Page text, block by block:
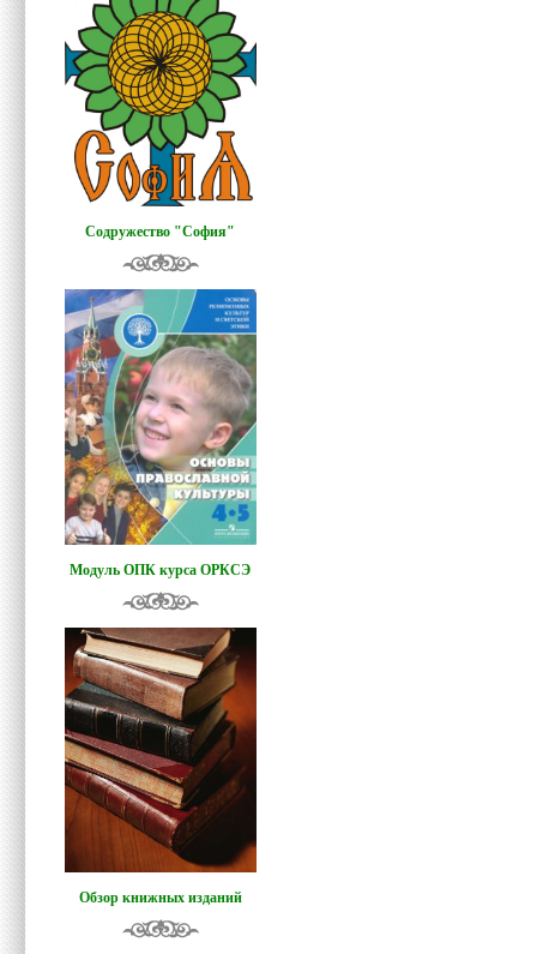
Содружество "София"
Модуль ОПК курса ОРКСЭ
Обзор книжных изданий